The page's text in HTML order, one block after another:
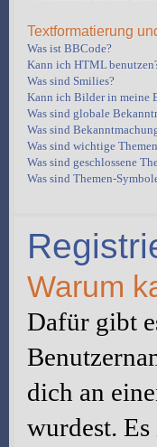
Textformatierung
Was ist BBCode?
Kann ich HTML
Was sind Smilies?
Kann ich Bilder in meine
Was sind globale
Was sind
Was sind wichtige
Was sind geschlossene
Was sind Themen-
Warum
Dafür gibt
dich an
wurdest.